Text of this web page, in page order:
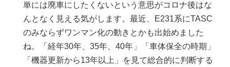
単には廃車にしたくないという意思がコロナ後はな
んとなく見える気がします。最近、E231系にTASC
のみならずワンマン化の動きとかも出始めました
ね。「経年30年、35年、40年」「車体保全の時期」
「機器更新から13年以上」を見て総合的に判断する